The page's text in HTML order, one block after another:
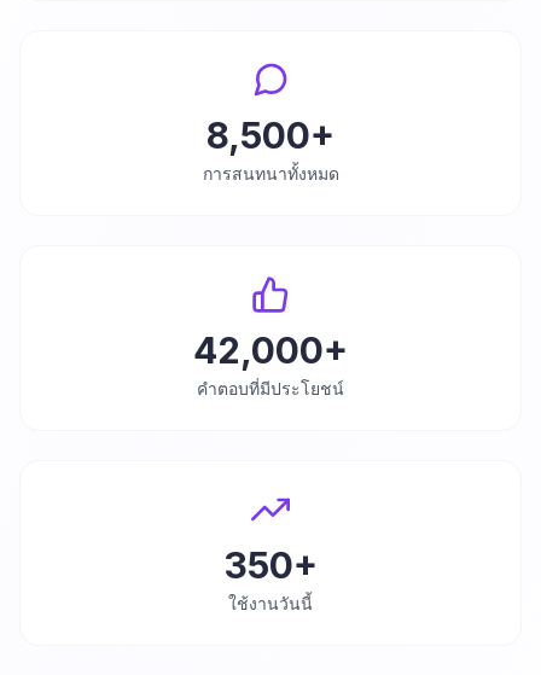
8,500+
การสนทนาทั้งหมด
42,000+
คำตอบที่มีประโยชน์
350+
ใช้งานวันนี้